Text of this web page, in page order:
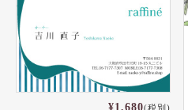
¥1,680(税別)